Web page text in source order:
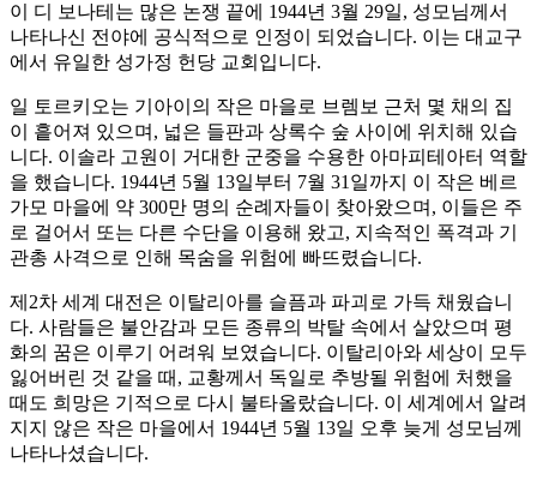
이 디 보나테는 많은 논쟁 끝에 1944년 3월 29일, 성모님께서
나타나신 전야에 공식적으로 인정이 되었습니다. 이는 대교구
에서 유일한 성가정 헌당 교회입니다.
일 토르키오는 기아이의 작은 마을로 브렘보 근처 몇 채의 집
이 흩어져 있으며, 넓은 들판과 상록수 숲 사이에 위치해 있습
니다. 이솔라 고원이 거대한 군중을 수용한 아마피테아터 역할
을 했습니다. 1944년 5월 13일부터 7월 31일까지 이 작은 베르
가모 마을에 약 300만 명의 순례자들이 찾아왔으며, 이들은 주
로 걸어서 또는 다른 수단을 이용해 왔고, 지속적인 폭격과 기
관총 사격으로 인해 목숨을 위험에 빠뜨렸습니다.
제2차 세계 대전은 이탈리아를 슬픔과 파괴로 가득 채웠습니
다. 사람들은 불안감과 모든 종류의 박탈 속에서 살았으며 평
화의 꿈은 이루기 어려워 보였습니다. 이탈리아와 세상이 모두
잃어버린 것 같을 때, 교황께서 독일로 추방될 위험에 처했을
때도 희망은 기적으로 다시 불타올랐습니다. 이 세계에서 알려
지지 않은 작은 마을에서 1944년 5월 13일 오후 늦게 성모님께
나타나셨습니다.